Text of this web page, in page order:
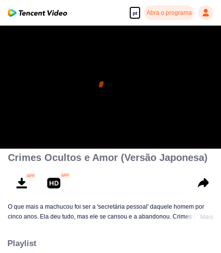
pt Abra o programa
Crimes Ocultos e Amor (Versão Japonesa)
O que mais a machucou foi ser a 'secretária pessoal' daquele homem por
cinco anos. Ela deu tudo, mas ele se cansou e a abandonou. Crimes ocultos
Mais
Playlist